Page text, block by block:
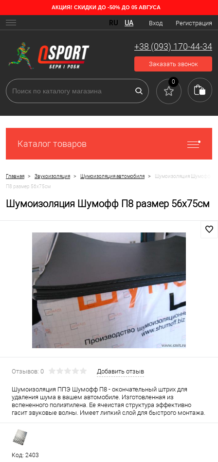
АКЦИЯ! СКИДКИ ДО -50% ДО 05 АВГУСА
Вход Регистрация
RU UA
+38 (093) 170-44-34
Заказать звонок
0
Каталог товаров
Главная > Звукоизоляция > Шумоизоляция автомобиля >
Шумоизоляция Шумофф
П8 размер 56х75см
Шумоизоляция Шумофф П8 размер 56х75см
Отзывов: 0 Добавить отзыв
Шумоизоляция ППЭ Шумофф П8 - окончательный штрих для
удаления шума в вашем автомобиле. Изготовленная из
вспененного полиэтилена. Ее ячеистая структура эффективно
гасит звуковые волны. Имеет липкий слой для быстрого монтажа.
Код: 2403